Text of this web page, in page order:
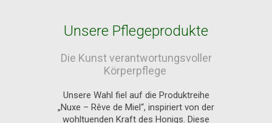
Unsere Pflegeprodukte
Die Kunst verantwortungsvoller
Körperpflege
Unsere Wahl fiel auf die Produktreihe
„Nuxe – Rêve de Miel“, inspiriert von der
wohltuenden Kraft des Honigs. Diese